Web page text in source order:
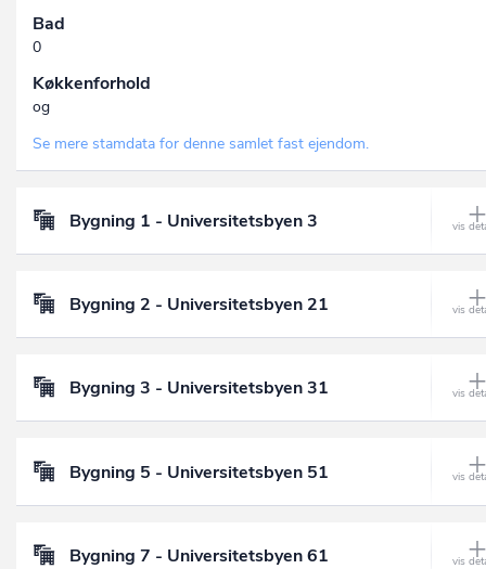
Bad
0
Køkkenforhold
og
Se mere stamdata for denne samlet fast ejendom.
Bygning 1 - Universitetsbyen 3
Bygning 2 - Universitetsbyen 21
Bygning 3 - Universitetsbyen 31
Bygning 5 - Universitetsbyen 51
Bygning 7 - Universitetsbyen 61